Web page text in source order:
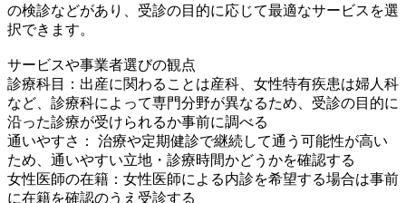
の検診などがあり、受診の目的に応じて最適なサービスを選
択できます。
サービスや事業者選びの観点
診療科目：出産に関わることは産科、女性特有疾患は婦人科
など、診療科によって専門分野が異なるため、受診の目的に
沿った診療が受けられるか事前に調べる
通いやすさ： 治療や定期健診で継続して通う可能性が高い
ため、通いやすい立地・診療時間かどうかを確認する
女性医師の在籍：女性医師による内診を希望する場合は事前
に在籍を確認のうえ受診する